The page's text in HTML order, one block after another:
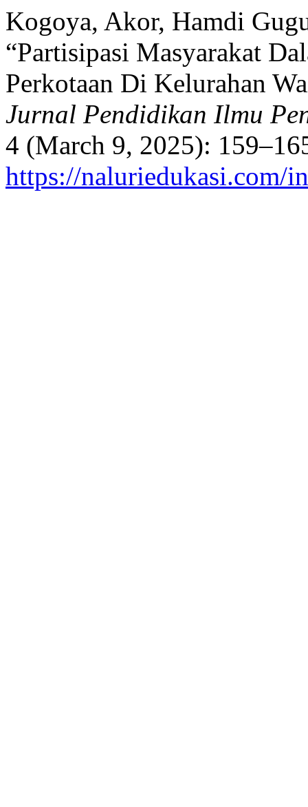
Kogoya, Akor, Hamdi
“Partisipasi Masyarakat
Perkotaan Di Kelurahan
Jurnal Pendidikan Ilmu
4 (March 9, 2025):
https://naluriedukasi.com/